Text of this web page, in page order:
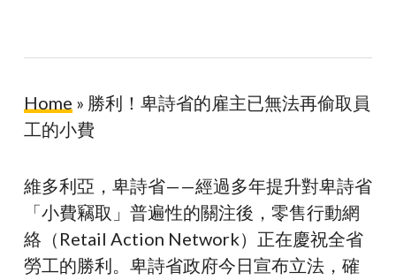
Home » 勝利！卑詩省的雇主已無法再偷取員
工的小費
維多利亞，卑詩省——經過多年提升對卑詩省
「小費竊取」普遍性的關注後，零售行動網
絡（Retail Action Network）正在慶祝全省
勞工的勝利。卑詩省政府今日宣布立法，確